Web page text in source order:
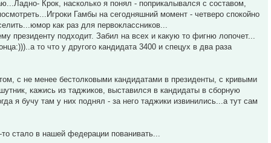
Крок, насколько я понял - поприкалывался с составом,
Гамбы на сегодняшний момент - четверо спокойно
как раз для первоклассников...
президенту подходит. Забил на всех и какую то фигню лопочет...
то что у другого кандидата 3400 и спецух в два раза
с не менее бестолковыми кандидатами в президенты, с кривыми
кажись из таджиков, выставился в кандидаты в сборную
я бучу там у них поднял - за него таджики извинились...а тут сам
стало в нашей федерации пованивать...